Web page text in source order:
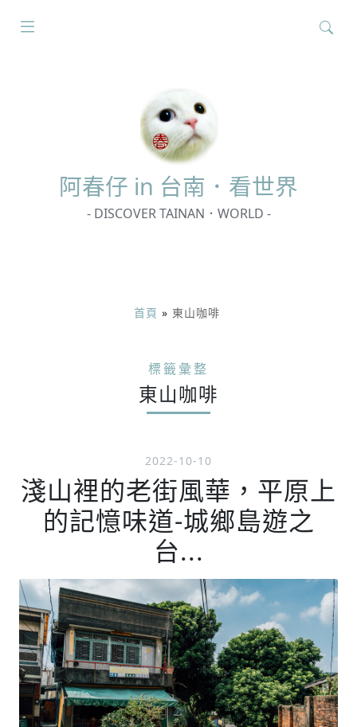
阿春仔 in 台南．看世界
- DISCOVER TAINAN．WORLD -
首頁 » 東山咖啡
標籤彙整
東山咖啡
2022-10-10
淺山裡的老街風華，平原上
的記憶味道-城鄉島遊之
台...